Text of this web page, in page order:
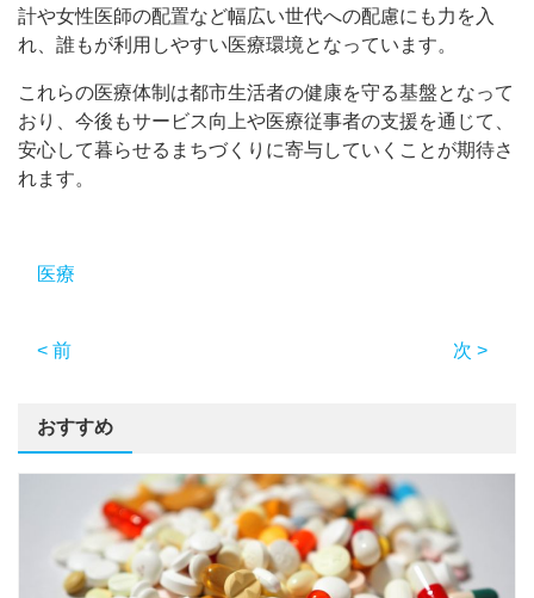
計や女性医師の配置など幅広い世代への配慮にも力を入
れ、誰もが利用しやすい医療環境となっています。
これらの医療体制は都市生活者の健康を守る基盤となって
おり、今後もサービス向上や医療従事者の支援を通じて、
安心して暮らせるまちづくりに寄与していくことが期待さ
れます。
医療
< 前 次 >
おすすめ